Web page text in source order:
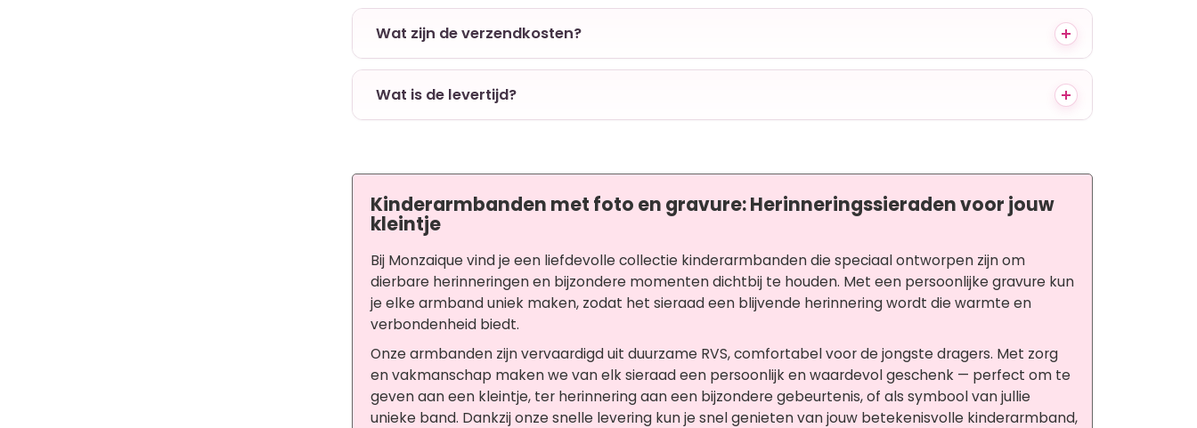
+ Wat zijn de verzendkosten?
+ Wat is de levertijd?
Kinderarmbanden met foto en gravure: Herinneringssieraden voor jouw
kleintje
Bij Monzaique vind je een liefdevolle collectie kinderarmbanden die speciaal ontworpen zijn om
dierbare herinneringen en bijzondere momenten dichtbij te houden. Met een persoonlijke gravure kun
je elke armband uniek maken, zodat het sieraad een blijvende herinnering wordt die warmte en
verbondenheid biedt.
Onze armbanden zijn vervaardigd uit duurzame RVS, comfortabel voor de jongste dragers. Met zorg
en vakmanschap maken we van elk sieraad een persoonlijk en waardevol geschenk — perfect om te
geven aan een kleintje, ter herinnering aan een bijzondere gebeurtenis, of als symbool van jullie
unieke band. Dankzij onze snelle levering kun je snel genieten van jouw betekenisvolle kinderarmband,